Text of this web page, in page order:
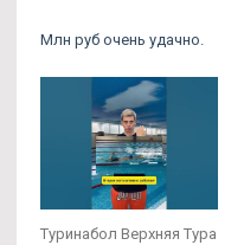
Млн руб очень удачно.
Туринабол Верхняя Тура